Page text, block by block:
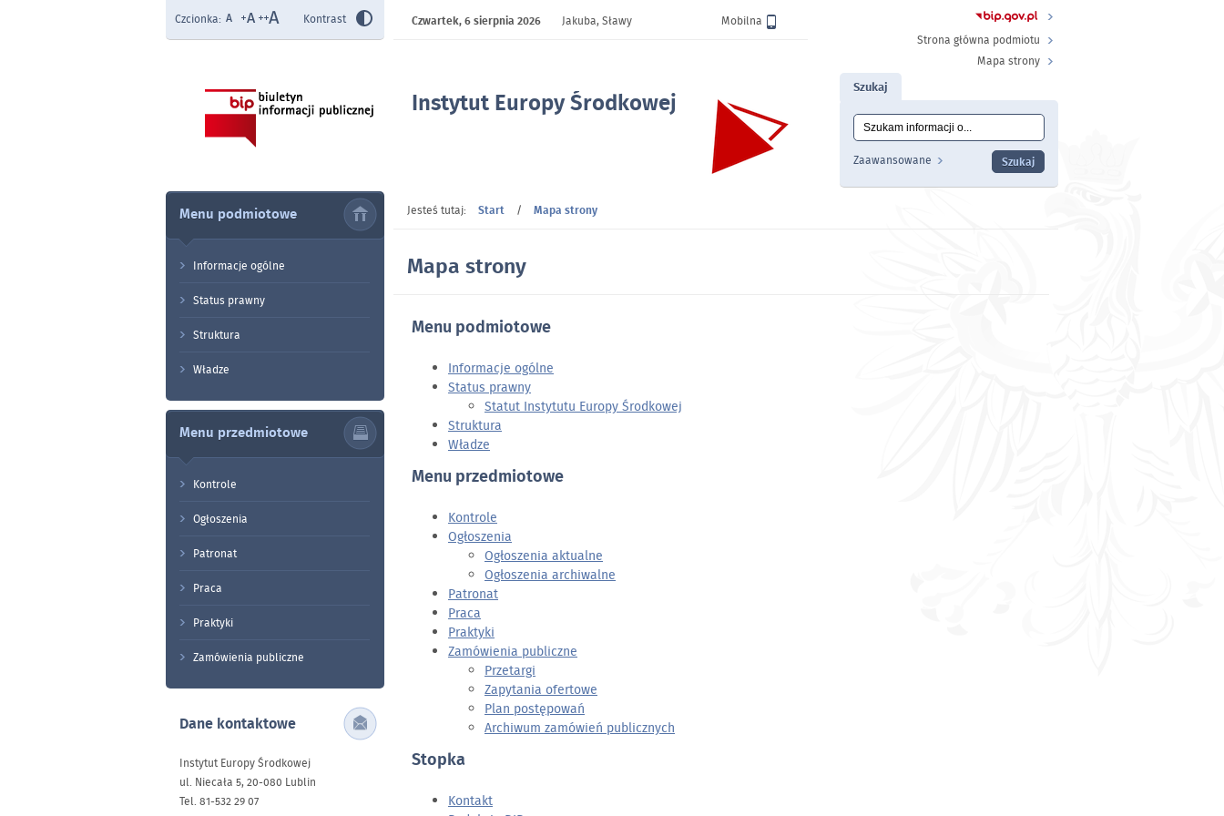
Instytut Europy Środkowej
Czcionka: Kontrast Wersja
Mobilna
Czwartek,6 sierpnia 2026
Jakuba, Sławy
Strona główna podmiotu
Mapa strony
Szukaj
Wyszukiwanie
Zaawansowane
Menu podmiotowe
Informacje ogólne
Status prawny
Struktura
Władze
Menu przedmiotowe
Kontrole
Ogłoszenia
Patronat
Praca
Praktyki
Zamówienia publiczne
Dane kontaktowe
Instytut Europy Środkowej
ul. Niecała 5, 20-080 Lublin
Tel. 81-532 29 07
Jesteś tutaj: Start / Mapa strony
Mapa strony
Menu podmiotowe
Informacje ogólne
Status prawny
Statut Instytutu Europy Środkowej
Struktura
Władze
Menu przedmiotowe
Kontrole
Ogłoszenia
Ogłoszenia aktualne
Ogłoszenia archiwalne
Patronat
Praca
Praktyki
Zamówienia publiczne
Przetargi
Zapytania ofertowe
Plan postępowań
Archiwum zamówień publicznych
Stopka
Kontakt